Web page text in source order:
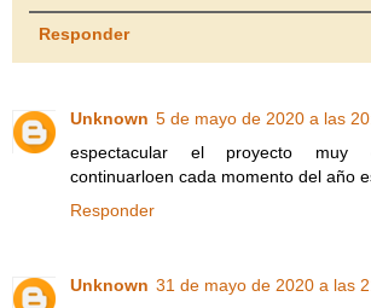
Responder
Unknown 5 de mayo de 2020 a las
espectacular el proyecto muy
continuarloen cada momento del año
Responder
Unknown 31 de mayo de 2020 a las